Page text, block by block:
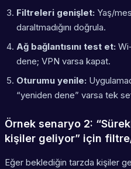
Filtreleri genişlet: Yaş/
daraltmadığını doğrula.
Ağ bağlantısını test et:
dene; VPN varsa kapat.
Oturumu yenile:
“yeniden dene” varsa tek
Örnek senaryo 2:
kişiler geliyor” için
Eğer beklediğin tarzda kişiler